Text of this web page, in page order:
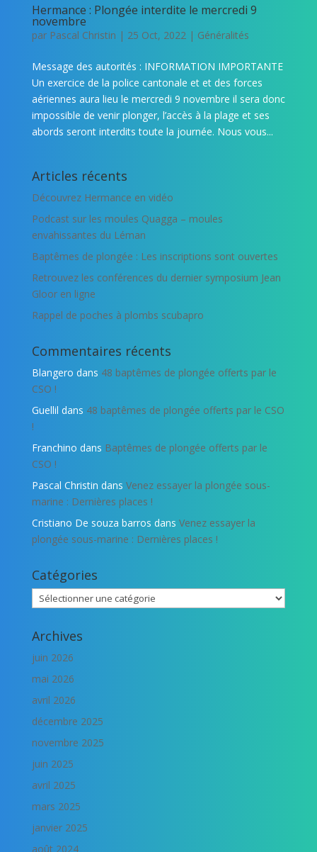
Hermance : Plongée interdite le mercredi 9
novembre
par Pascal Christin | 25 Oct, 2022| Généralités
Message des autorités : INFORMATION IMPORTANTE
Un exercice de la police cantonale et et des forces
aériennes aura lieu le mercredi 9 novembre il sera donc
impossible de venir plonger, l’accès à la plage et ses
abords seront interdits toute la journée. Nous vous...
Articles récents
Découvrez Hermance en vidéo
Podcast sur les moules Quagga – moules
envahissantes du Léman
Baptêmes de plongée : Les inscriptions sont ouvertes
Retrouvez les conférences du dernier symposium Jean
Gloor en ligne
Rappel de poches à plombs scubapro
Commentaires récents
Blangero dans 48 baptêmes de plongée offerts par le
CSO !
Guellil dans 48 baptêmes de plongée offerts par le CSO
!
Franchino dans Baptêmes de plongée offerts par le
CSO !
Pascal Christin dans Venez essayer la plongée sous-
marine : Dernières places !
Cristiano De souza barros dans Venez essayer la
plongée sous-marine : Dernières places !
Catégories
Catégories
Archives
juin 2026
mai 2026
avril 2026
décembre 2025
novembre 2025
juin 2025
avril 2025
mars 2025
janvier 2025
août 2024